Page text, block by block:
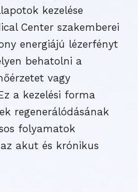
kezelése
Center szakemberei
energiájú lézerfényt
behatolni a
vagy
a kezelési forma
regenerálódásának
folyamatok
akut és krónikus